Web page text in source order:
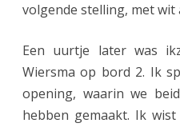
volgende stelling, met wit
Een uurtje later was
Wiersma op bord 2. Ik
opening, waarin we
hebben gemaakt. Ik